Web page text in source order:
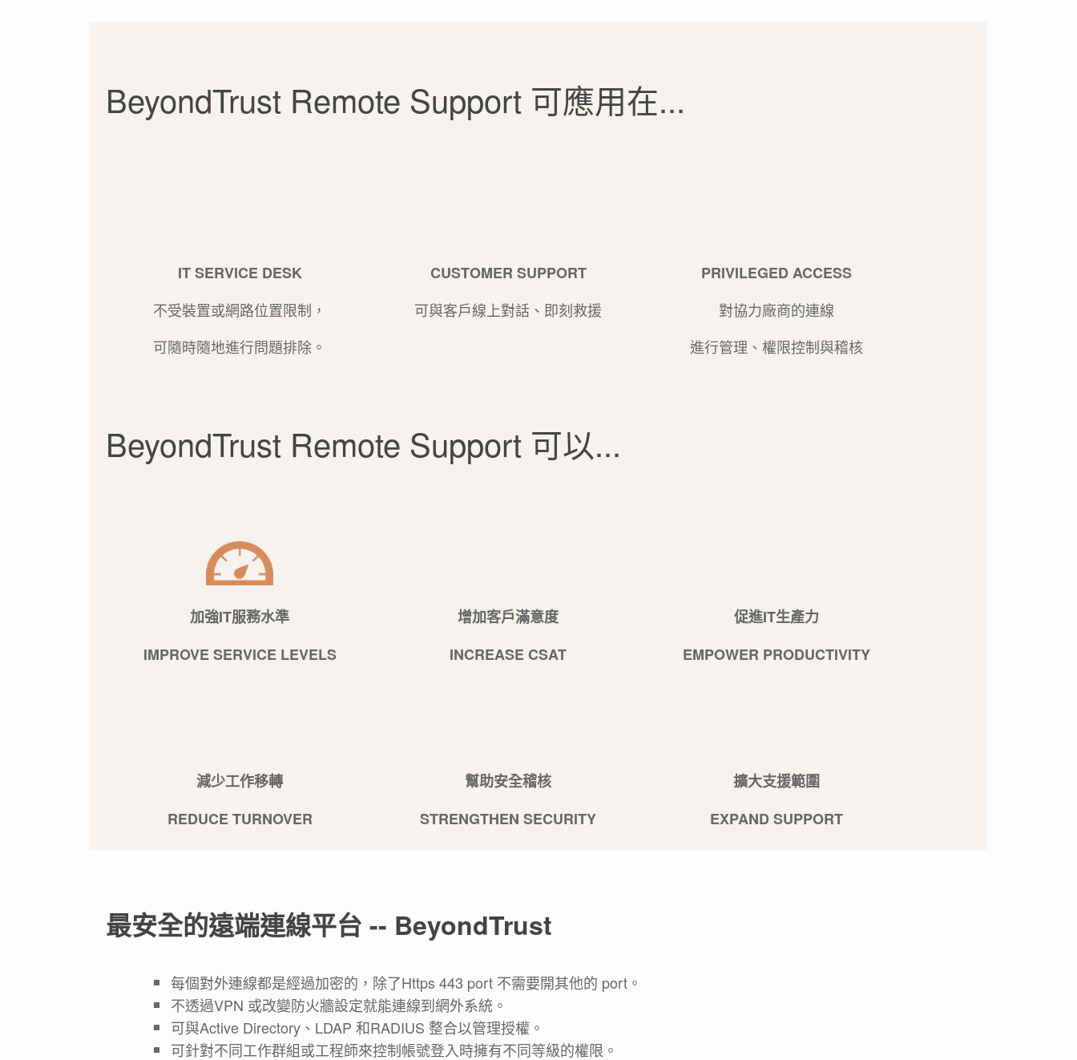
BeyondTrust Remote Support 可應用在...
IT SERVICE DESK
不受裝置或網路位置限制，
可隨時隨地進行問題排除。
CUSTOMER SUPPORT
可與客戶線上對話、即刻救援
PRIVILEGED ACCESS
對協力廠商的連線
進行管理、權限控制與稽核
BeyondTrust Remote Support 可以...
加強IT服務水準
IMPROVE SERVICE LEVELS
增加客戶滿意度
INCREASE CSAT
促進IT生產力
EMPOWER PRODUCTIVITY
減少工作移轉
REDUCE TURNOVER
幫助安全稽核
STRENGTHEN SECURITY
擴大支援範圍
EXPAND SUPPORT
最安全的遠端連線平台 -- BeyondTrust
每個對外連線都是經過加密的，除了Https 443 port 不需要開其他的 port。
不透過VPN 或改變防火牆設定就能連線到網外系統。
可與Active Directory、LDAP 和RADIUS 整合以管理授權。
可針對不同工作群組或工程師來控制帳號登入時擁有不同等級的權限。